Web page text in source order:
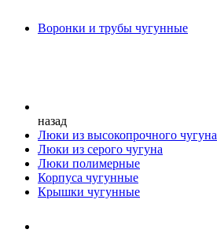
Воронки и трубы чугунные
назад
Люки из высокопрочного чугуна
Люки из серого чугуна
Люки полимерные
Корпуса чугунные
Крышки чугунные